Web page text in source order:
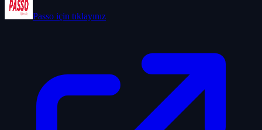
Passo için tıklayınız